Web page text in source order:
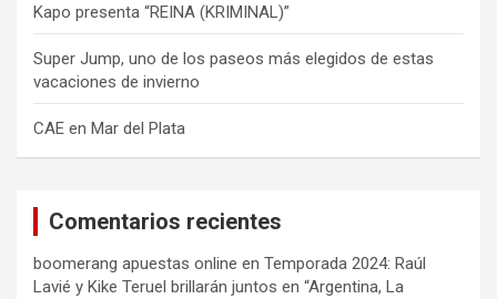
Kapo presenta “REINA (KRIMINAL)”
Super Jump, uno de los paseos más elegidos de estas
vacaciones de invierno
CAE en Mar del Plata
Comentarios recientes
boomerang apuestas online en Temporada 2024: Raúl
Lavié y Kike Teruel brillarán juntos en “Argentina, La